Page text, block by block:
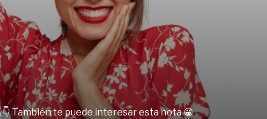
También te puede interesar esta nota 😀